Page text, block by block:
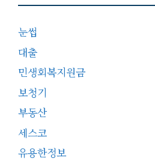
눈썹
대출
민생회복지원금
보청기
부동산
세스코
유용한정보